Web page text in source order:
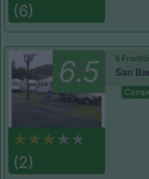
(6)
6.5
(2)
Il
San